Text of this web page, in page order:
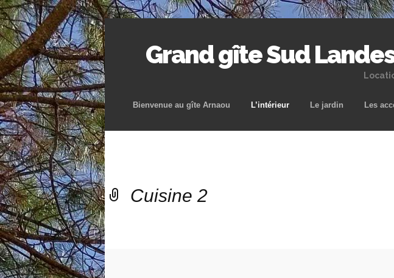
Grand gîte Sud
Bienvenue au gîte Arnaou L’intérieur Le jardin Les
Cuisine 2